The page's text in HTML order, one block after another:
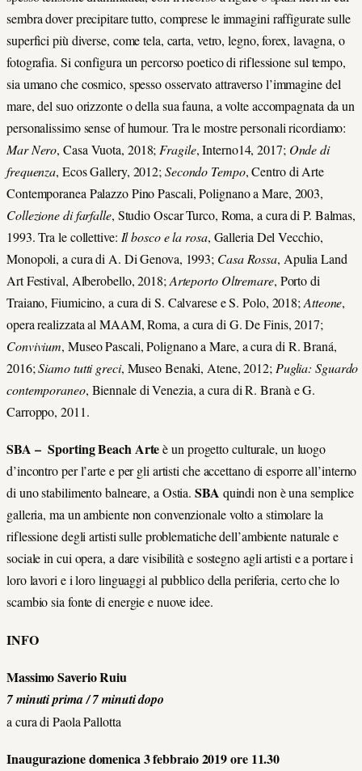
sembra dover precipitare tutto, comprese le immagini raffigurate sulle
superfici più diverse, come tela, carta, vetro, legno, forex, lavagna, o
fotografia. Si configura un percorso poetico di riflessione sul tempo,
sia umano che cosmico, spesso osservato attraverso l’immagine del
mare, del suo orizzonte o della sua fauna, a volte accompagnata da un
personalissimo sense of humour. Tra le mostre personali ricordiamo:
Mar Nero, Casa Vuota, 2018;Fragile, Interno14, 2017; Onde di
frequenza, Ecos Gallery, 2012;Secondo Tempo, Centro di Arte
Contemporanea Palazzo Pino Pascali, Polignano a Mare, 2003,
Collezione di farfalle, Studio Oscar Turco, Roma, a cura di P. Balmas,
1993. Tra le collettive: Il bosco e la rosa, Galleria Del Vecchio,
Monopoli, a cura di A. Di Genova, 1993; Casa Rossa, Apulia Land
Art Festival, Alberobello, 2018;Arteporto Oltremare, Porto di
Traiano, Fiumicino, a cura di S. Calvarese e S. Polo, 2018;Atteone,
opera realizzata al MAAM, Roma, a cura di G. De Finis, 2017;
Convivium, Museo Pascali, Polignano a Mare, a cura di R. Braná,
2016;Siamo tutti greci, Museo Benaki, Atene, 2012;Puglia: Sguardo
contemporaneo, Biennale di Venezia, a cura di R. Branà e G.
Carroppo, 2011.
SBA – Sporting Beach Arteè un progetto culturale, un luogo
d’incontro per l’arte e per gli artisti che accettano di esporre all’interno
di uno stabilimento balneare, a Ostia.SBA quindi non è una semplice
galleria, ma un ambiente non convenzionale volto a stimolare la
riflessione degli artisti sulle problematiche dell’ambiente naturale e
sociale in cui opera, a dare visibilità e sostegno agli artisti e a portare i
loro lavori e i loro linguaggi al pubblico della periferia, certo che lo
scambio sia fonte di energie e nuove idee.
INFO
Massimo Saverio Ruiu
7 minuti prima / 7 minuti dopo
a cura di Paola Pallotta
Inaugurazione domenica 3 febbraio 2019 ore 11.30